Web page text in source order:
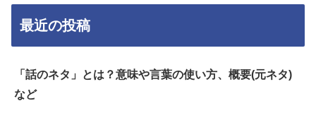
最近の投稿
「話のネタ」とは？意味や言葉の使い方、概要(元ネタ)
など